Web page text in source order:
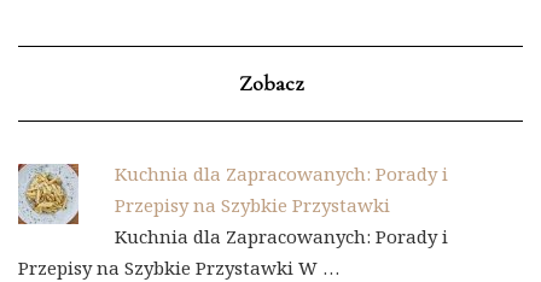
Zobacz
Kuchnia dla Zapracowanych: Porady i
Przepisy na Szybkie Przystawki
Kuchnia dla Zapracowanych: Porady i
Przepisy na Szybkie Przystawki W …